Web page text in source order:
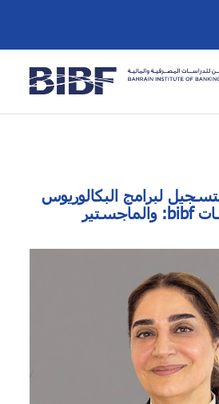
لبرامج البكالوريوس
والماجستير :bibf رئيس مركز الدراسات